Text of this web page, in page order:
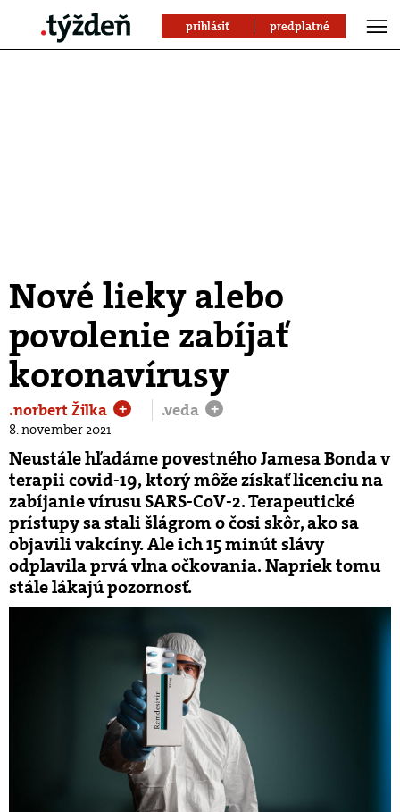
prihlásiť predplatné
Nové lieky alebo
povolenie zabíjať
koronavírusy
.norbert Žilka + .veda +
8. november 2021
Neustále hľadáme povestného Jamesa Bonda v
terapii covid-19, ktorý môže získať licenciu na
zabíjanie vírusu SARS-CoV-2. Terapeutické
prístupy sa stali šlágrom o čosi skôr, ako sa
objavili vakcíny. Ale ich 15 minút slávy
odplavila prvá vlna očkovania. Napriek tomu
stále lákajú pozornosť.